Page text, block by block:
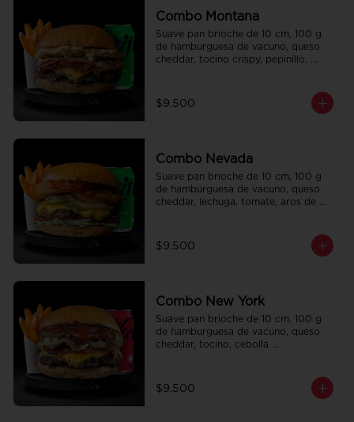
Combo Montana
Suave pan brioche de 10 cm, 100 g
de hamburguesa de vacuno, queso
cheddar, tocino crispy, pepinillo,
salsa de la casa de regalo a elección
y una Bebida de 350 cc a elección.
$9.500
Combo Nevada
Suave pan brioche de 10 cm, 100 g
de hamburguesa de vacuno, queso
cheddar, lechuga, tomate, aros de
condimentadas, salsa de la casa de
regalo a elección y una bebida de
$9.500
Combo New York
Suave pan brioche de 10 cm, 100 g
de hamburguesa de vacuno, queso
cheddar, tocino, cebolla
condimentadas, salsa de la casa de
regalo a elección y una Bebida de
$9.500